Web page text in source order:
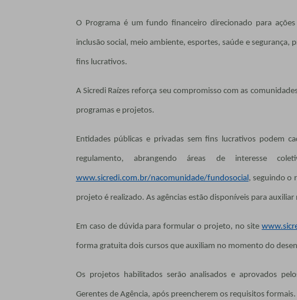
O Programa é um fundo financeiro direcionado para
inclusão social, meio ambiente, esportes, saúde e
fins lucrativos.
A Sicredi Raízes reforça seu compromisso com as
programas e projetos.
Entidades públicas e privadas sem fins lucrativos podem
regulamento, abrangendo áreas de interesse
www.sicredi.com.br/nacomunidade/fundosocial, seguindo o
projeto é realizado. As agências estão disponíveis para auxiliar
Em caso de dúvida para formular o projeto, no site
forma gratuita dois cursos que auxiliam no momento do
Os projetos habilitados serão analisados e aprovados
Gerentes de Agência, após preencherem os requisitos formais.